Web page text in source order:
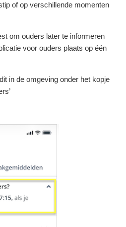
of op verschillende momenten
om ouders later te informeren
voor ouders plaats op één
in de omgeving onder het kopje